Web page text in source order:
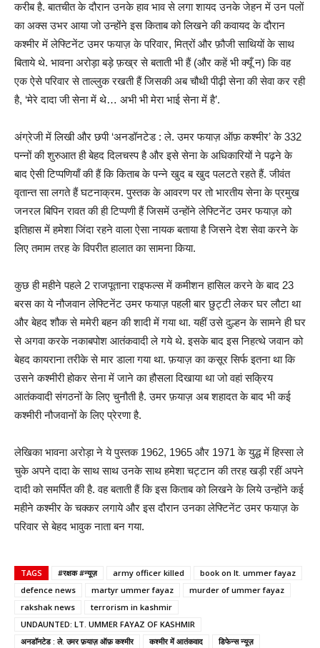
करीब है. बातचीत के दौरान उनके हाव भाव से लगा शायद उनके जेहन में उन पलों
का अक्स उभर आया जो उन्होंने इस किताब को लिखने की कवायद के दौरान
कश्मीर में लेफ्टिनेंट उमर फयाज़ के परिवार, मित्रों और फ़ौजी साथियों के साथ
बिताये थे. भावना अरोड़ा बड़े फ़ख्र से बताती भी हैं (और कहें भी क्यूँ न) कि वह
एक ऐसे परिवार से ताल्लुक रखती हैं जिसकी अब चौथी पीढ़ी सेना की सेवा कर रही
है, ‘मेरे दादा जी सेना में थे… अभी भी मेरा भाई सेना में है’.
अंग्रेजी में लिखी और छपी ‘अनडॉनटेड : ले. उमर फयाज़ ऑफ़ कश्मीर’ के 332
पन्नों की शुरुआत ही बेहद दिलचस्प है और इसे सेना के अधिकारियों ने पढ़ने के
बाद ऐसी टिप्पणियाँ की हैं कि किताब के पन्ने खुद ब खुद पलटते रहते हैं. जीवंत
वृतान्त सा लगते हैं घटनाक्रम. पुस्तक के आवरण पर तो भारतीय सेना के प्रमुख
जनरल बिपिन रावत की ही टिप्पणी हैं जिसमें उन्होंने लेफ्टिनेंट उमर फयाज़ को
इतिहास में हमेशा जिंदा रहने वाला ऐसा नायक बताया है जिसने देश सेवा करने के
लिए तमाम तरह के विपरीत हालात का सामना किया.
कुछ ही महीने पहले 2 राजपूताना राइफल्स में कमीशन हासिल करने के बाद 23
बरस का ये नौजवान लेफ्टिनेंट उमर फयाज़ पहली बार छुट्टी लेकर घर लौटा था
और बेहद शौक से ममेरी बहन की शादी में गया था. यहीं उसे दुल्हन के सामने ही घर
से अगवा करके नकाबपोश आतंकवादी ले गये थे. इसके बाद इस निहत्थे जवान को
बेहद कायराना तरीके से मार डाला गया था. फ़याज़ का कसूर सिर्फ इतना था कि
उसने कश्मीरी होकर सेना में जाने का हौसला दिखाया था जो वहां सक्रिय
आतंकवादी संगठनों के लिए चुनौती है. उमर फ़याज़ अब शहादत के बाद भी कई
कश्मीरी नौजवानों के लिए प्रेरणा है.
लेखिका भावना अरोड़ा ने ये पुस्तक 1962, 1965 और 1971 के युद्ध में हिस्सा ले
चुके अपने दादा के साथ साथ उनके साथ हमेशा चट्टान की तरह खड़ी रहीं अपने
दादी को समर्पित की है. वह बताती हैं कि इस किताब को लिखने के लिये उन्होंने कई
महीने कश्मीर के चक्कर लगाये और इस दौरान उनका लेफ्टिनेंट उमर फयाज़ के
परिवार से बेहद भावुक नाता बन गया.
TAGS #रक्षक #न्यूज़ army officer killed
book on lt. ummer fayaz
defence news
martyr ummer fayaz
murder of ummer fayaz
rakshak news
terrorism in kashmir
UNDAUNTED: LT. UMMER FAYAZ OF KASHMIR
अनडॉनटेड : ले. उमर फ़याज़ ऑफ़ कश्मीर
कश्मीर में आतंकवाद
डिफेन्स न्यूज़